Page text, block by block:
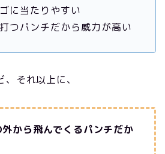
に当たりやすい
つパンチだから威力が高い
それ以上に、
外から飛んでくるパンチだか